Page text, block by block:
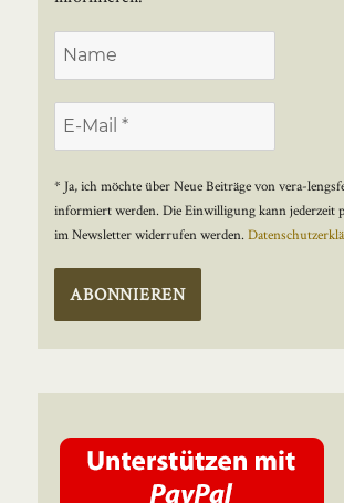
* Ja, ich möchte über Neue Beiträge von vera-
informiert werden. Die Einwilligung kann jederzeit
im Newsletter widerrufen werden.